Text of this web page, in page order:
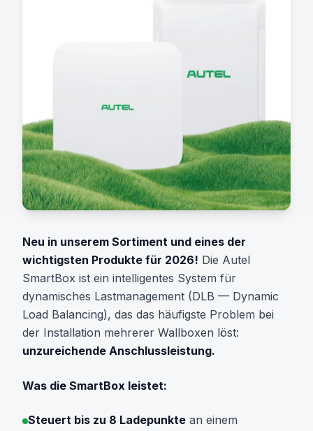
Neu in unserem Sortiment und eines der
wichtigsten Produkte für 2026! Die Autel
SmartBox ist ein intelligentes System für
dynamisches Lastmanagement (DLB — Dynamic
Load Balancing), das das häufigste Problem bei
der Installation mehrerer Wallboxen löst:
unzureichende Anschlussleistung.
Was die SmartBox leistet:
Steuert bis zu 8 Ladepunkte an einem